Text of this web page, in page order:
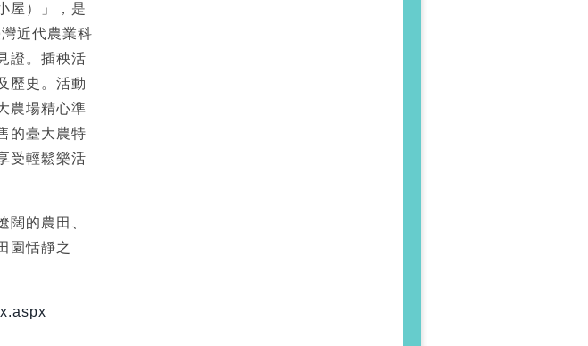
屋）」，是
近代農業科
證。插秧活
歷史。活動
農場精心準
的臺大農特
受輕鬆樂活
闊的農田、
園恬靜之